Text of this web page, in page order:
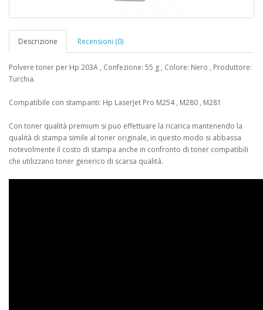
Descrizione Recensioni (0)
Polvere toner per Hp 203A , Confezione: 55 g , Colore: Nero , Produttore:
Turchia.
Compatibile con stampanti: Hp LaserJet Pro M254 , M280 , M281
Con toner qualità premium si puo effettuare la ricarica mantenendo la
qualità di stampa simile al toner originale, in questo modo si abbassa
notevolmente il costo di stampa anche in confronto di toner compatibili
che utilizzano toner generico di scarsa qualità.